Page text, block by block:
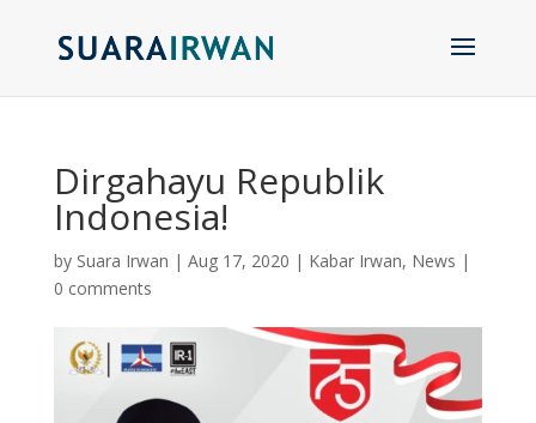
Dirgahayu Republik
Indonesia!
by Suara Irwan | Aug 17, 2020 | Kabar Irwan, News |
0 comments